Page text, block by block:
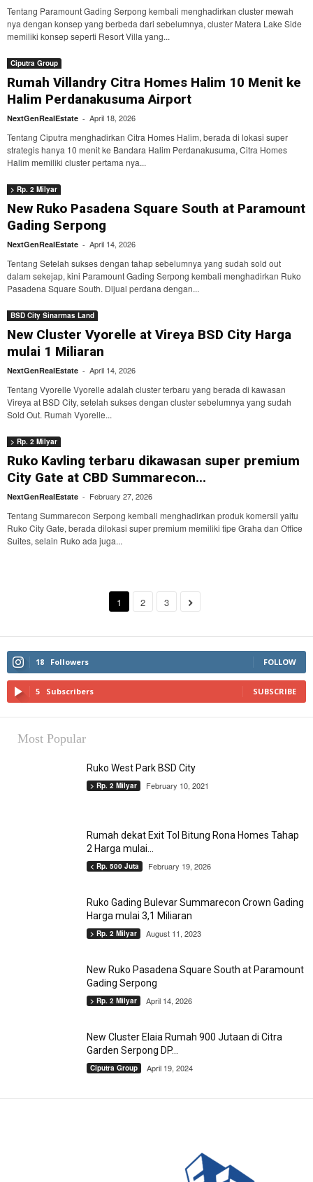
Tentang Paramount Gading Serpong kembali menghadirkan cluster mewah
nya dengan konsep yang berbeda dari sebelumnya, cluster Matera Lake Side
memiliki konsep seperti Resort Villa yang...
Ciputra Group
Rumah Villandry Citra Homes Halim 10 Menit ke
Halim Perdanakusuma Airport
NextGenRealEstate - April 18, 2026
Tentang Ciputra menghadirkan Citra Homes Halim, berada di lokasi super
strategis hanya 10 menit ke Bandara Halim Perdanakusuma, Citra Homes
Halim memiliki cluster pertama nya...
> Rp. 2 Milyar
New Ruko Pasadena Square South at Paramount
Gading Serpong
NextGenRealEstate - April 14, 2026
Tentang Setelah sukses dengan tahap sebelumnya yang sudah sold out
dalam sekejap, kini Paramount Gading Serpong kembali menghadirkan Ruko
Pasadena Square South. Dijual perdana dengan...
BSD City Sinarmas Land
New Cluster Vyorelle at Vireya BSD City Harga
mulai 1 Miliaran
NextGenRealEstate - April 14, 2026
Tentang Vyorelle Vyorelle adalah cluster terbaru yang berada di kawasan
Vireya at BSD City, setelah sukses dengan cluster sebelumnya yang sudah
Sold Out. Rumah Vyorelle...
> Rp. 2 Milyar
Ruko Kavling terbaru dikawasan super premium
City Gate at CBD Summarecon...
NextGenRealEstate - February 27, 2026
Tentang Summarecon Serpong kembali menghadirkan produk komersil yaitu
Ruko City Gate, berada dilokasi super premium memiliki tipe Graha dan Office
Suites, selain Ruko ada juga...
1 2 3
18 Followers FOLLOW
5 Subscribers SUBSCRIBE
Most Popular
Ruko West Park BSD City
> Rp. 2 Milyar February 10, 2021
Rumah dekat Exit Tol Bitung Rona Homes Tahap
2 Harga mulai...
< Rp. 500 Juta February 19, 2026
Ruko Gading Bulevar Summarecon Crown Gading
Harga mulai 3,1 Miliaran
> Rp. 2 Milyar August 11, 2023
New Ruko Pasadena Square South at Paramount
Gading Serpong
> Rp. 2 Milyar April 14, 2026
New Cluster Elaia Rumah 900 Jutaan di Citra
Garden Serpong DP...
Ciputra Group April 19, 2024